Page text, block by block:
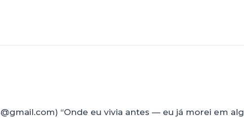
“Onde eu vivia antes — eu já morei em